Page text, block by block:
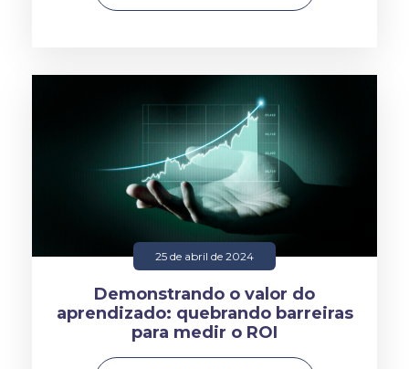
25 de abril de 2024
Demonstrando o valor do
aprendizado: quebrando barreiras
para medir o ROI